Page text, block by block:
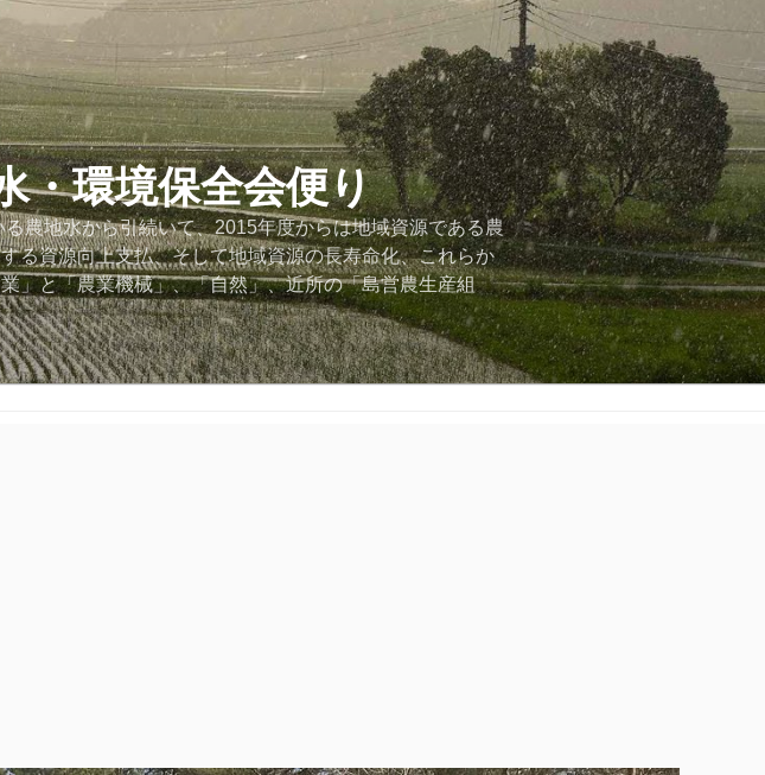
・環境保全会便り
農地水から引続いて、2015年度からは地域資源である農
る資源向上支払、そして地域資源の長寿命化、これらか
」と「農業機械」、「自然」、近所の「島営農生産組